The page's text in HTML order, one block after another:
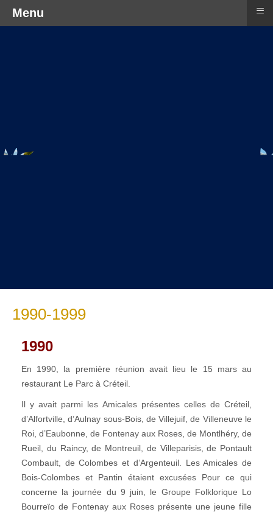
1990-1999
1990
En 1990, la première réunion avait lieu le 15 mars au
restaurant Le Parc à Créteil.
Il y avait parmi les Amicales présentes celles de Créteil,
d’Alfortville, d’Aulnay sous-Bois, de Villejuif, de Villeneuve le
Roi, d’Eaubonne, de Fontenay aux Roses, de Montlhéry, de
Rueil, du Raincy, de Montreuil, de Villeparisis, de Pontault
Combault, de Colombes et d’Argenteuil. Les Amicales de
Bois-Colombes et Pantin étaient excusées Pour ce qui
concerne la journée du 9 juin, le Groupe Folklorique Lo
Bourreïo de Fontenay aux Roses présente une jeune fille
Menu ≡